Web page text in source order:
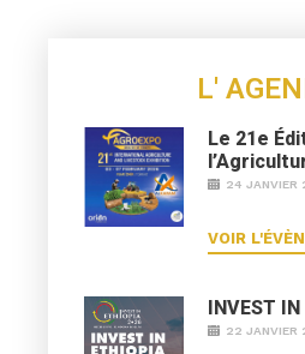
L'
Le 21e
24 JANVIER
VOIR
INVEST
22 JANVIER